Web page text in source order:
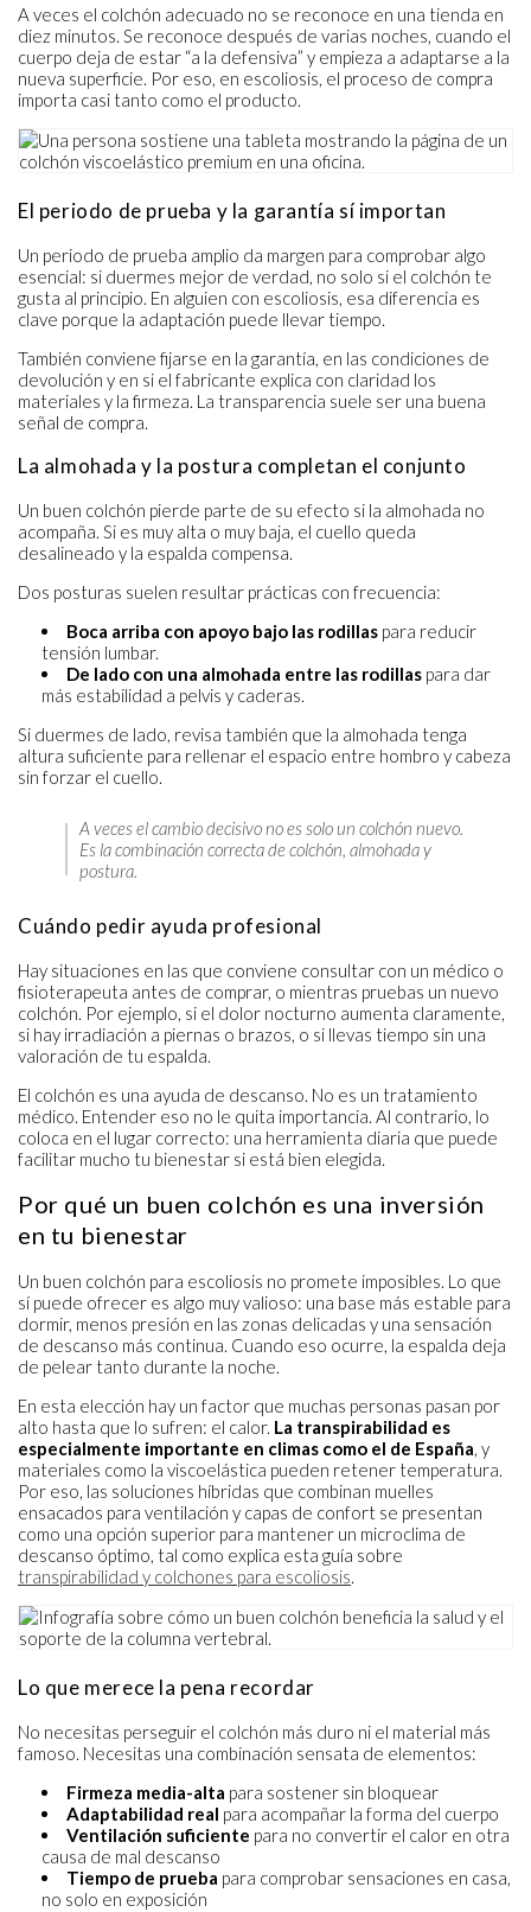
A veces el colchón adecuado no se reconoce en una tienda en
diez minutos. Se reconoce después de varias noches, cuando el
cuerpo deja de estar “a la defensiva” y empieza a adaptarse a la
nueva superficie. Por eso, en escoliosis, el proceso de compra
importa casi tanto como el producto.
El periodo de prueba y la garantía sí importan
Un periodo de prueba amplio da margen para comprobar algo
esencial: si duermes mejor de verdad, no solo si el colchón te
gusta al principio. En alguien con escoliosis, esa diferencia es
clave porque la adaptación puede llevar tiempo.
También conviene fijarse en la garantía, en las condiciones de
devolución y en si el fabricante explica con claridad los
materiales y la firmeza. La transparencia suele ser una buena
señal de compra.
La almohada y la postura completan el conjunto
Un buen colchón pierde parte de su efecto si la almohada no
acompaña. Si es muy alta o muy baja, el cuello queda
desalineado y la espalda compensa.
Dos posturas suelen resultar prácticas con frecuencia:
Boca arriba con apoyo bajo las rodillas para reducir
tensión lumbar.
De lado con una almohada entre las rodillas para dar
más estabilidad a pelvis y caderas.
Si duermes de lado, revisa también que la almohada tenga
altura suficiente para rellenar el espacio entre hombro y cabeza
sin forzar el cuello.
A veces el cambio decisivo no es solo un colchón nuevo.
Es la combinación correcta de colchón, almohada y
postura.
Cuándo pedir ayuda profesional
Hay situaciones en las que conviene consultar con un médico o
fisioterapeuta antes de comprar, o mientras pruebas un nuevo
colchón. Por ejemplo, si el dolor nocturno aumenta claramente,
si hay irradiación a piernas o brazos, o si llevas tiempo sin una
valoración de tu espalda.
El colchón es una ayuda de descanso. No es un tratamiento
médico. Entender eso no le quita importancia. Al contrario, lo
coloca en el lugar correcto: una herramienta diaria que puede
facilitar mucho tu bienestar si está bien elegida.
Por qué un buen colchón es una inversión
en tu bienestar
Un buen colchón para escoliosis no promete imposibles. Lo que
sí puede ofrecer es algo muy valioso: una base más estable para
dormir, menos presión en las zonas delicadas y una sensación
de descanso más continua. Cuando eso ocurre, la espalda deja
de pelear tanto durante la noche.
En esta elección hay un factor que muchas personas pasan por
alto hasta que lo sufren: el calor. La transpirabilidad es
especialmente importante en climas como el de España, y
materiales como la viscoelástica pueden retener temperatura.
Por eso, las soluciones híbridas que combinan muelles
ensacados para ventilación y capas de confort se presentan
como una opción superior para mantener un microclima de
descanso óptimo, tal como explica esta guía sobre
transpirabilidad y colchones para escoliosis.
Lo que merece la pena recordar
No necesitas perseguir el colchón más duro ni el material más
famoso. Necesitas una combinación sensata de elementos:
Firmeza media-alta para sostener sin bloquear
Adaptabilidad real para acompañar la forma del cuerpo
Ventilación suficiente para no convertir el calor en otra
causa de mal descanso
Tiempo de prueba para comprobar sensaciones en casa,
no solo en exposición